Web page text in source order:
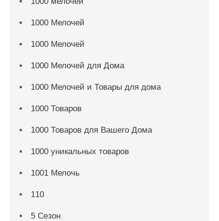
1000 Мелочей
1000 Мелочей
1000 Мелочей для Дома
1000 Мелочей и Товары для дома
1000 Товаров
1000 Товаров для Вашего Дома
1000 уникальных товаров
1001 Мелочь
110
5 Сезон